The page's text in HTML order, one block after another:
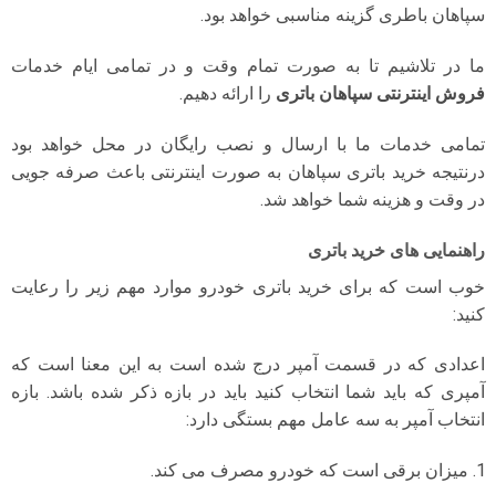
سپاهان باطری گزینه مناسبی خواهد بود.
ما در تلاشیم تا به صورت تمام وقت و در تمامی ایام خدمات
فروش اینترنتی سپاهان باتری را ارائه دهیم.
تمامی خدمات ما با ارسال و نصب رایگان در محل خواهد بود
درنتیجه خرید باتری سپاهان به صورت اینترنتی باعث صرفه جویی
در وقت و هزینه شما خواهد شد.
راهنمایی های خرید باتری
خوب است که برای خرید باتری خودرو موارد مهم زیر را رعایت
کنید:
اعدادی که در قسمت آمپر درج شده است به این معنا است که
آمپری که باید شما انتخاب کنید باید در بازه ذکر شده باشد. بازه
انتخاب آمپر به سه عامل مهم بستگی دارد:
میزان برقی است که خودرو مصرف می کند.